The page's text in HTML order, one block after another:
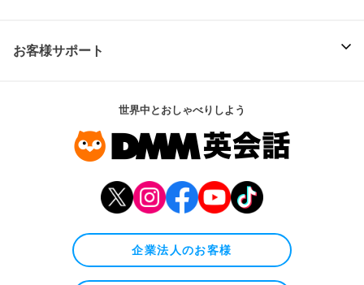
お客様サポート
世界中とおしゃべりしよう
企業法人のお客様